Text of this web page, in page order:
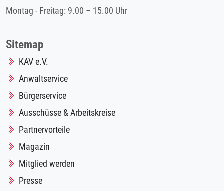
Montag - Freitag: 9.00 – 15.00 Uhr
Sitemap
KAV e.V.
Anwaltservice
Bürgerservice
Ausschüsse & Arbeitskreise
Partnervorteile
Magazin
Mitglied werden
Presse